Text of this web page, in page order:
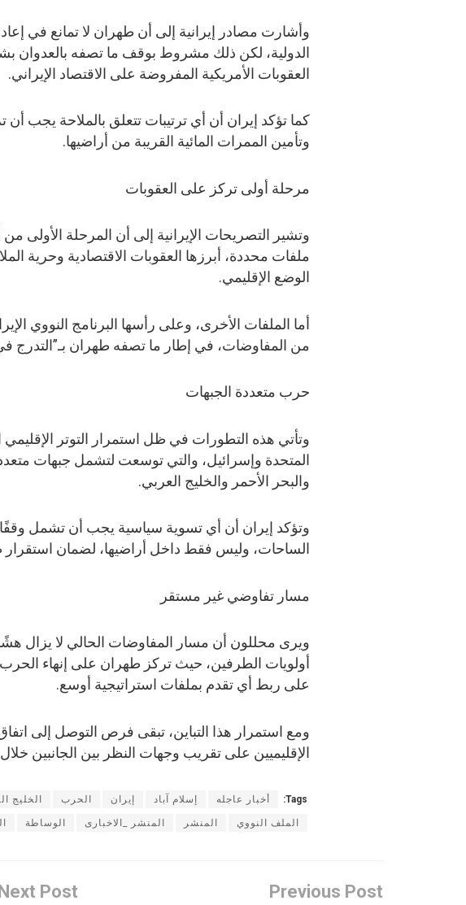
وأشارت مصادر إيرانية إلى أن طهران لا تمانع في
الدولية، لكن ذلك مشروط بوقف ما تصفه بالعدوان
العقوبات الأمريكية المفروضة على الاقتصاد الإيراني.
كما تؤكد إيران أن أي ترتيبات تتعلق بالملاحة يجب
وتأمين الممرات المائية القريبة من أراضيها.
مرحلة أولى تركز على العقوبات
وتشير التصريحات الإيرانية إلى أن المرحلة
ملفات محددة، أبرزها العقوبات الاقتصادية وحرية
الوضع الإقليمي.
أما الملفات الأخرى، وعلى رأسها البرنامج النووي
من المفاوضات، في إطار ما تصفه طهران بـ”التدرج في
حرب متعددة الجبهات
وتأتي هذه التطورات في ظل استمرار التوتر الإقليمي
المتحدة وإسرائيل، والتي توسعت لتشمل جبهات
والبحر الأحمر والخليج العربي.
وتؤكد إيران أن أي تسوية سياسية يجب أن تشمل
الساحات، وليس فقط داخل أراضيها، لضمان استقرار
مسار تفاوضي غير مستقر
ويرى محللون أن مسار المفاوضات الحالي لا يزال
أولويات الطرفين، حيث تركز طهران على إنهاء
على ربط أي تقدم بملفات استراتيجية أوسع.
ومع استمرار هذا التباين، تبقى فرص التوصل إلى
الإقليميين على تقريب وجهات النظر بين الجانبين خلال
Tags: أخبار عاجله إسلام آباد إيران الحرب الخليج
الملف النووي المنشر المنشر _الاخبارى الوساطة
Previous Post
Next Post